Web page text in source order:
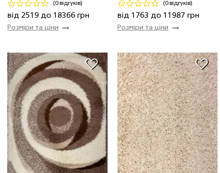
(0 відгуків)
від 2519 до 18366 грн
Розміри та ціни
Купити
(0 відгуків)
від 1763 до 11987 грн
Розміри та ціни
Купити